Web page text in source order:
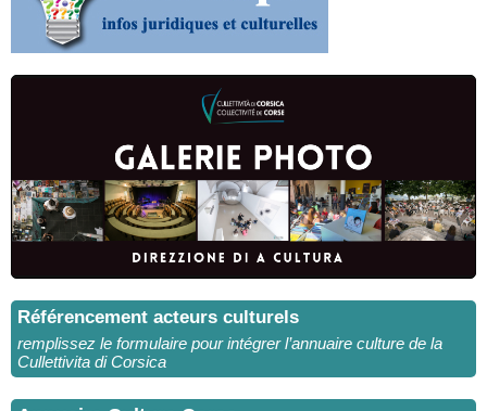
Référencement acteurs culturels
remplissez le formulaire pour intégrer l’annuaire culture de la
Cullettivita di Corsica